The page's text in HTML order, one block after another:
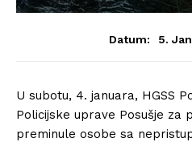
Datum: 5.
U subotu, 4. januara, HGSS
Policijske uprave Posušje za
preminule osobe sa